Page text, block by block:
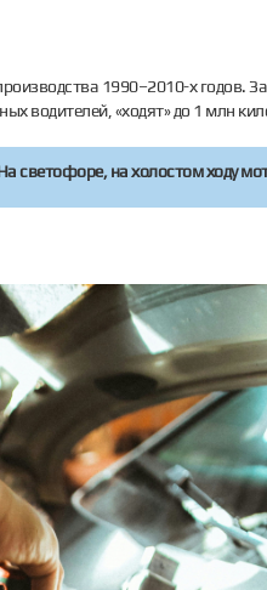
1990–2010-х годов.
водителей, «ходят» до 1 млн
светофоре, на холостом ходу